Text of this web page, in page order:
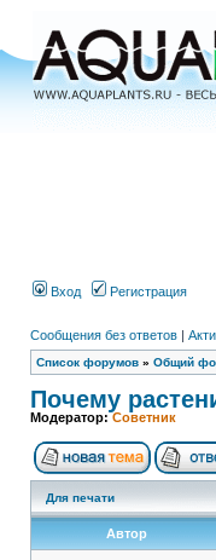
Вход Регистрация
Сообщения без ответов |
Список форумов » Общий
Почему
Модератор:Советник
Для печати
Автор